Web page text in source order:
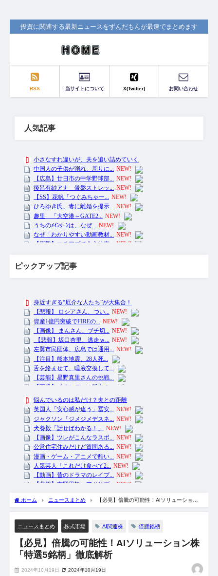
投資に関連する最新ニュースをずんだもんが最速でまとめます
RSS 当サイトについて X(Twitter) お問い合わせ
人気記事
ピックアップ記事
ホーム ニュースまとめ
【必見】倍騰の可能性！AIソリューション
ニュースまとめ 株式市場 AI関連株 倍謄銘柄
【必見】倍騰の可能性！AIソリューション株
「特選5銘柄」徹底解析
2024年10月19日 2024年10月19日